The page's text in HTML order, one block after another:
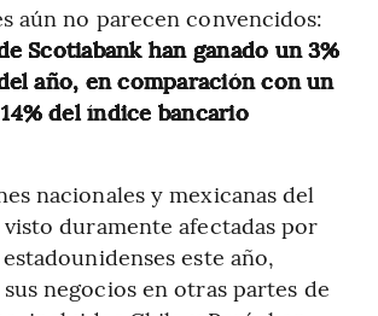
aún no parecen convencidos:
Scotiabank han ganado un 3%
año, en comparación con un
del índice bancario
nacionales y mexicanas del
duramente afectadas por
este año,
negocios en otras partes de